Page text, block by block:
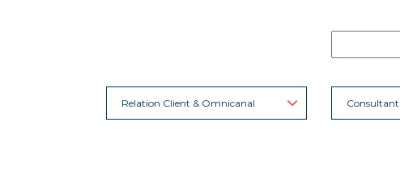
Relation Client & Omnicanal Consultant